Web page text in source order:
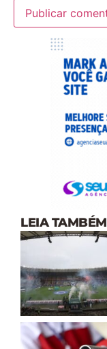
LEIA TAMBÉM